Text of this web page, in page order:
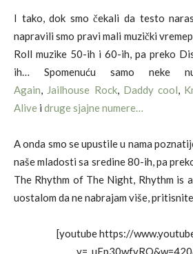
I tako, dok smo čekali da testo
napravili smo pravi mali muzički
Roll muzike 50-ih i 60-ih, pa preko
ih… Spomenuću samo neke
Again, Jailhouse Rock, Daddy cool,
Alive i druge sjajne numere…
A onda smo se upustile u nama
naše mladosti sa sredine 80-ih, pa
The Rhythm of The Night, Rhythm is
uostalom da ne nabrajam više,
[youtube https://